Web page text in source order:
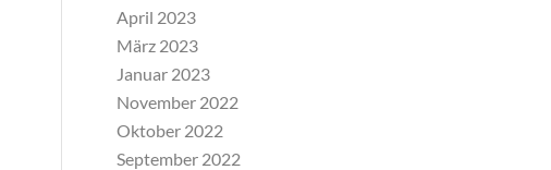
April 2023
März 2023
Januar 2023
November 2022
Oktober 2022
September 2022